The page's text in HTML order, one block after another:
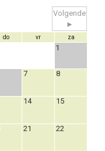
Volgende
►
do vr za
1
7 8
14 15
21 22